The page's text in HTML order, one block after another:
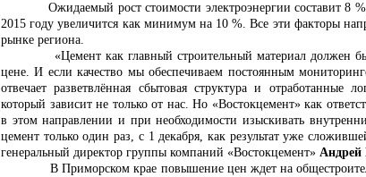
Ожидаемый рост стоимости электроэнергии составит 8
2015 году увеличится как минимум на 10%. Все эти факторы
рынке региона.
«Цемент как главный строительный материал должен
цене. И если качество мы обеспечиваем постоянным
отвечает разветвлённая сбытовая структура и отработанные
который зависит не только от нас. Но «Востокцемент» как
в этом направлении и при необходимости изыскивать
цемент только один раз, с 1 декабря, как результат уже
генеральный директор группы компаний «Востокцемент» Андрей
В Приморском крае повышение цен ждет на